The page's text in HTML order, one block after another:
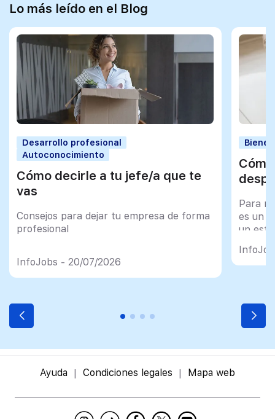
Lo más leído en el Blog
Desarrollo profesional
Autoconocimiento
Cómo decirle a tu jefe/a que te
vas
Consejos para dejar tu empresa de forma
profesional
InfoJobs - 20/07/2026
Para
es un
un
Ayuda Condiciones legales Mapa web